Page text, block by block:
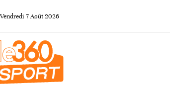
Vendredi 7Août 2026